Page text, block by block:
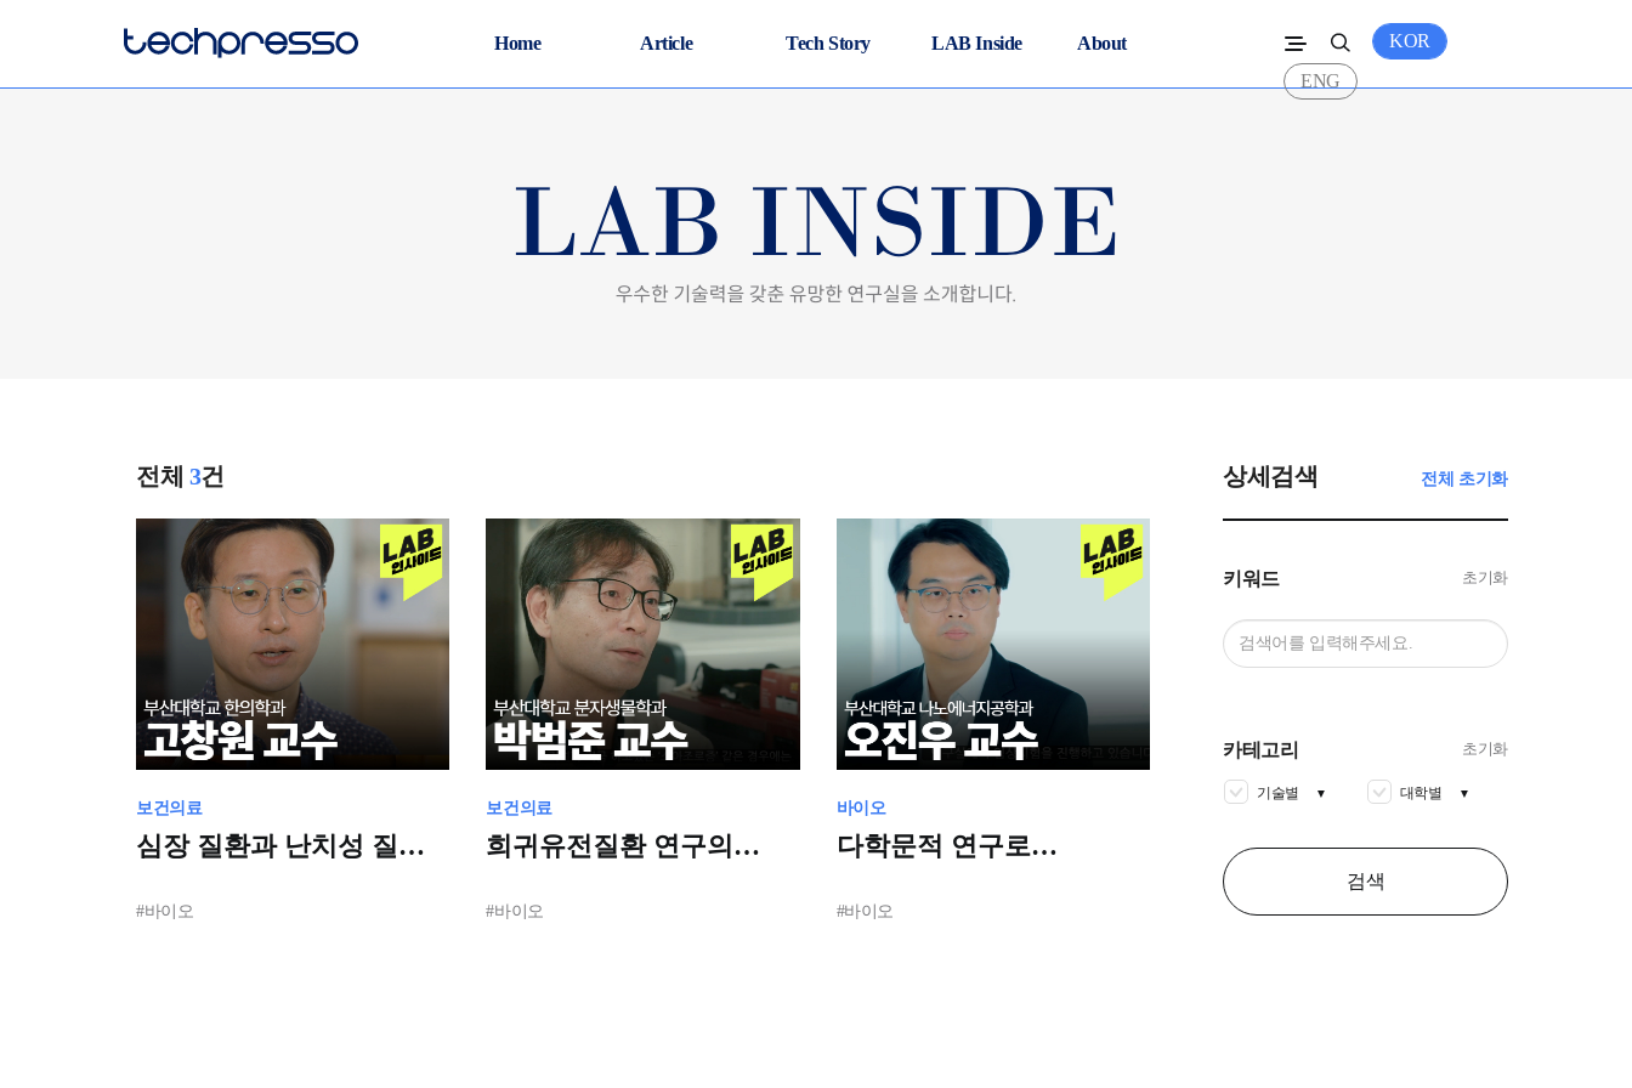
Home Article Tech Story LAB Inside About
KOR
ENG
전체 3건
보건의료
심장 질환과 난치성 질환
부산대학교
한의학전문대학원
#바이오
보건의료
희귀유전질환 연구의
연구실의 열정
#바이오
바이오
다학문적 연구로
센서와 질병 진단
#바이오
상세검색 전체 초기화
키워드 초기화
카테고리 초기화
기술별 ▼ 대학별 ▼
검색